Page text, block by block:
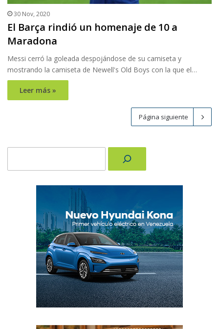
30 Nov, 2020
El Barça rindió un homenaje de 10 a
Maradona
Messi cerró la goleada despojándose de su camiseta y
mostrando la camiseta de Newell's Old Boys con la que el…
Leer más »
Página siguiente